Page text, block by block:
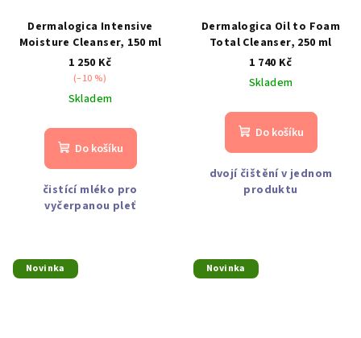
Dermalogica Intensive
Moisture Cleanser, 150 ml
1 250 Kč
(–10 %)
Skladem
Do košíku
čistící mléko pro
vyčerpanou pleť
Dermalogica Oil to Foam
Total Cleanser, 250 ml
1 740 Kč
Skladem
Do košíku
dvojí čištění v jednom
produktu
Novinka Novinka